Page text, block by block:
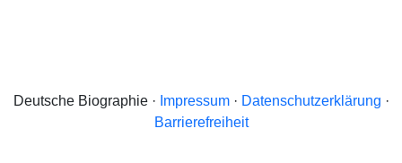
Deutsche Biographie · Impressum· Datenschutzerklärung ·
Barrierefreiheit